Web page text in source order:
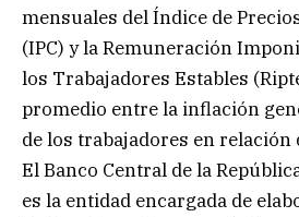
mensuales del Índice de
(IPC) y la Remuneración
los Trabajadores Estables
promedio entre la inflación
de los trabajadores en relación
El Banco Central de la
es la entidad encargada de